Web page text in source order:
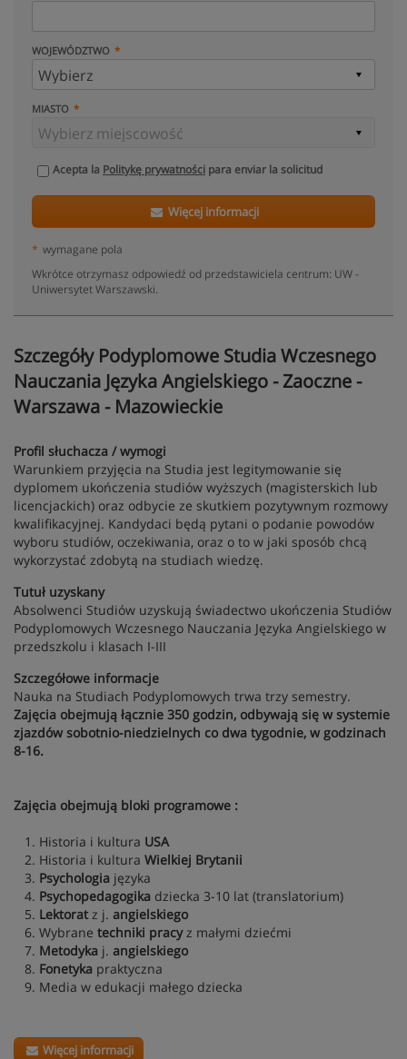
WOJEWÓDZTWO
MIASTO
Acepta la Politykę prywatności para enviar la solicitud
Więcej informacji
* wymagane pola
Wkrótce otrzymasz odpowiedź od przedstawiciela centrum: UW -
Uniwersytet Warszawski.
Szczegóły Podyplomowe Studia Wczesnego
Nauczania Języka Angielskiego - Zaoczne -
Warszawa - Mazowieckie
Profil słuchacza / wymogi
Warunkiem przyjęcia na Studia jest legitymowanie się
dyplomem ukończenia studiów wyższych (magisterskich lub
licencjackich) oraz odbycie ze skutkiem pozytywnym rozmowy
kwalifikacyjnej. Kandydaci będą pytani o podanie powodów
wyboru studiów, oczekiwania, oraz o to w jaki sposób chcą
wykorzystać zdobytą na studiach wiedzę.
Tutuł uzyskany
Absolwenci Studiów uzyskują świadectwo ukończenia Studiów
Podyplomowych Wczesnego Nauczania Języka Angielskiego w
przedszkolu i klasach I-III
Szczegółowe informacje
Nauka na Studiach Podyplomowych trwa trzy semestry.
Zajęcia obejmują łącznie 350 godzin, odbywają się w systemie
zjazdów sobotnio-niedzielnych co dwa tygodnie, w godzinach
8-16.
Zajęcia obejmują bloki programowe :
1. Historia i kultura USA
2. Historia i kultura Wielkiej Brytanii
3. Psychologia języka
4. Psychopedagogika dziecka 3-10 lat (translatorium)
5. Lektorat z j. angielskiego
6. Wybrane techniki pracyz małymi dziećmi
7. Metodyka j. angielskiego
8. Fonetyka praktyczna
9. Media w edukacji małego dziecka
Więcej informacji